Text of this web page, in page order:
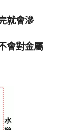
就會滲
會對金屬